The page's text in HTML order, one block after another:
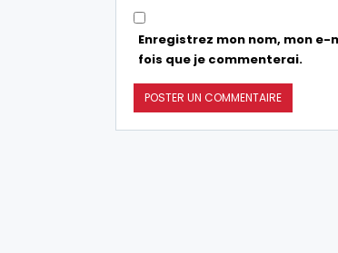
Enregistrez mon nom, mon
fois que je commenterai.